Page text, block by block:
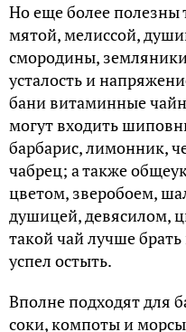
Но еще более полезны
мятой, мелиссой,
смородины,
усталость и
бани витаминные
могут входить
барбарис, лимонник,
чабрец; а также
цветом, зверобоем,
душицей, девясилом,
такой чай лучше
успел остыть.
Вполне подходят для
соки, компоты и